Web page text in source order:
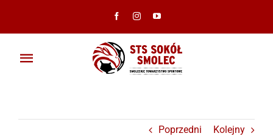
Toggle
Poprzedni Kolejny